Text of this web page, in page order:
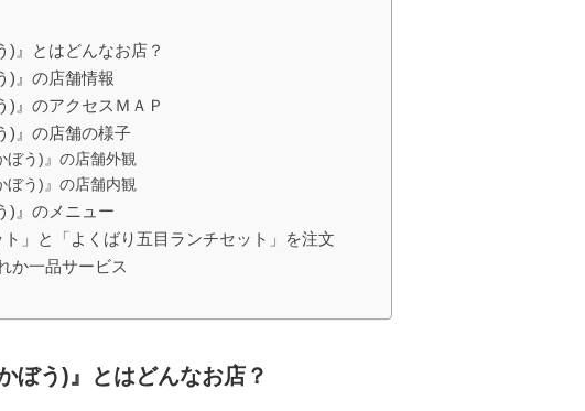
)』とはどんなお店？
)』の店舗情報
)』のアクセスＭＡＰ
)』の店舗の様子
ぼう)』の店舗外観
ぼう)』の店舗内観
)』のメニュー
ト」と「よくばり五目ランチセット」を注文
か一品サービス
ぼう)』 とはどんなお店？